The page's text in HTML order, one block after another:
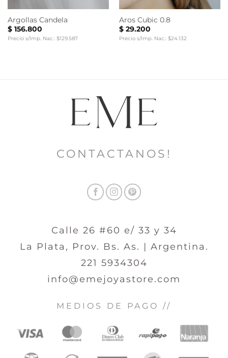
Argollas Candela
$156.800
Precio s/Imp. Nac.: $129.587
Aros Cubic 0.8
$29.200
Precio s/Imp. Nac.: $24.132
CONTACTANOS!
Calle 26 #60 e/ 33 y 34
La Plata, Prov. Bs. As. | Argentina.
221 5934304
info@emejoyastore.com
MEDIOS DE PAGO //